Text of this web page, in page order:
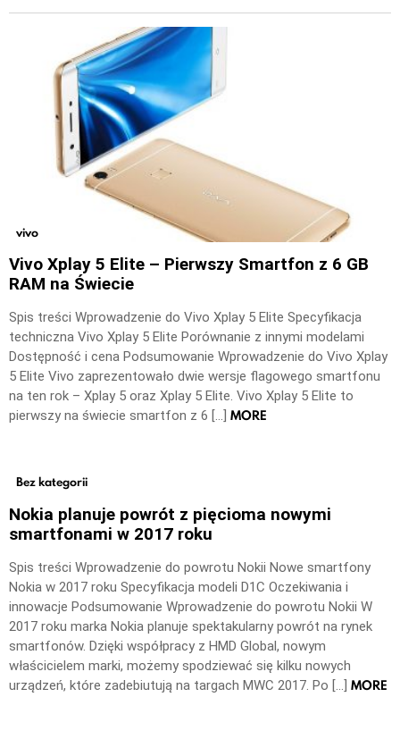
vivo
Vivo Xplay 5 Elite – Pierwszy Smartfon z 6 GB
RAM na Świecie
Spis treści Wprowadzenie do Vivo Xplay 5 Elite Specyfikacja
techniczna Vivo Xplay 5 Elite Porównanie z innymi modelami
Dostępność i cena Podsumowanie Wprowadzenie do Vivo Xplay
5 Elite Vivo zaprezentowało dwie wersje flagowego smartfonu
na ten rok – Xplay 5 oraz Xplay 5 Elite. Vivo Xplay 5 Elite to
pierwszy na świecie smartfon z 6 […] MORE
Bez kategorii
Nokia planuje powrót z pięcioma nowymi
smartfonami w 2017 roku
Spis treści Wprowadzenie do powrotu Nokii Nowe smartfony
Nokia w 2017 roku Specyfikacja modeli D1C Oczekiwania i
innowacje Podsumowanie Wprowadzenie do powrotu Nokii W
2017 roku marka Nokia planuje spektakularny powrót na rynek
smartfonów. Dzięki współpracy z HMD Global, nowym
właścicielem marki, możemy spodziewać się kilku nowych
urządzeń, które zadebiutują na targach MWC 2017. Po […] MORE